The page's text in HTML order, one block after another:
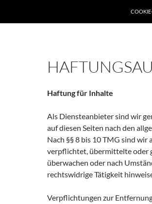
Haftung für Inhalte
Als Diensteanbieter sind wir
auf diesen Seiten nach den
Nach §§ 8 bis 10 TMG sind
verpflichtet, übermittelte oder
überwachen oder nach
rechtswidrige Tätigkeit
Verpflichtungen zur